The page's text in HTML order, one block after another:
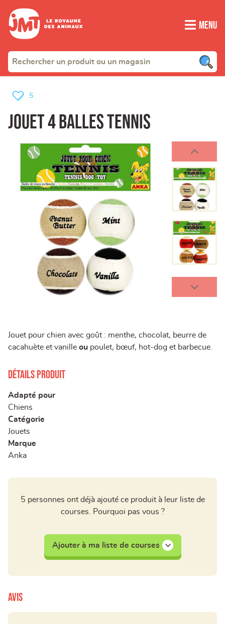
Menu
Jouet 4 balles tennis
5
Jouet pour chien avec goût : menthe, chocolat, beurre de
cacahuète et vanille ou poulet, bœuf, hot-dog et barbecue.
Détails produit
Adapté pour
Chiens
Catégorie
Jouets
Marque
Anka
5 personnes ont déjà ajouté ce produit à leur liste de
courses. Pourquoi pas vous ?
Ajouter à ma liste de courses
Avis